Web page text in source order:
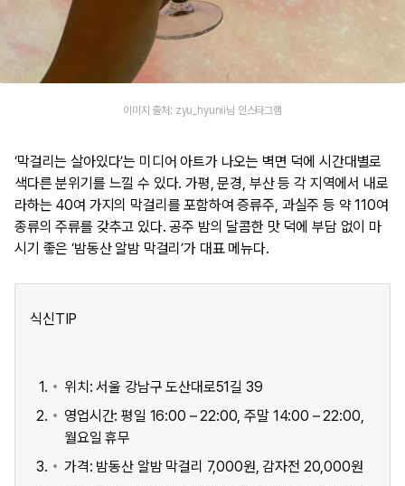
이미지 출처: zyu_hyunii님 인스타그램
‘막걸리는 살아있다’는 미디어 아트가 나오는 벽면 덕에 시간대별로
색다른 분위기를 느낄 수 있다. 가평, 문경, 부산 등 각 지역에서 내로
라하는 40여 가지의 막걸리를 포함하여 증류주, 과실주 등 약 110여
종류의 주류를 갖추고 있다. 공주 밤의 달콤한 맛 덕에 부담 없이 마
시기 좋은 ‘밤동산 알밤 막걸리’가 대표 메뉴다.
식신TIP
위치: 서울 강남구 도산대로51길 39
영업시간: 평일 16:00 – 22:00, 주말 14:00 – 22:00,
월요일 휴무
가격: 밤동산 알밤 막걸리 7,000원, 감자전 20,000원